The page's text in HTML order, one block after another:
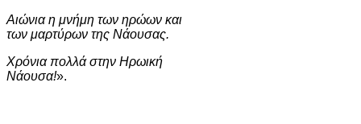
Αιώνια η μνήμη των ηρώων και
των μαρτύρων της Νάουσας.
Χρόνια πολλά στην Ηρωική
Νάουσα!».